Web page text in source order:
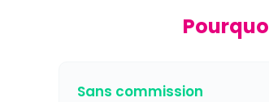
Sans commission